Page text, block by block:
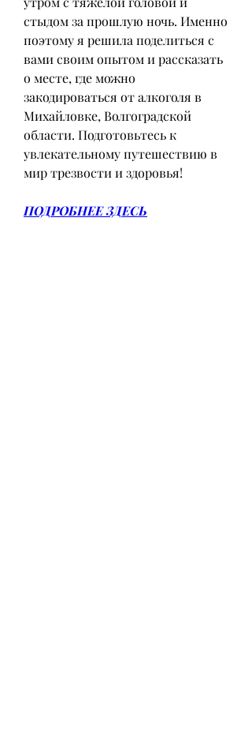
стыдом за прошлую ночь. Именно
поэтому я решила поделиться с
вами своим опытом и рассказать
о месте, где можно
закодироваться от алкоголя в
Михайловке, Волгоградской
области. Подготовьтесь к
увлекательному путешествию в
мир трезвости и здоровья!
ПОДРОБНЕЕ ЗДЕСЬ